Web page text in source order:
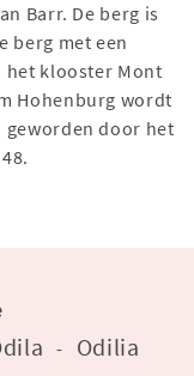
Barr. De berg is
berg met een
het klooster Mont
Hohenburg wordt
geworden door het
- Odilia